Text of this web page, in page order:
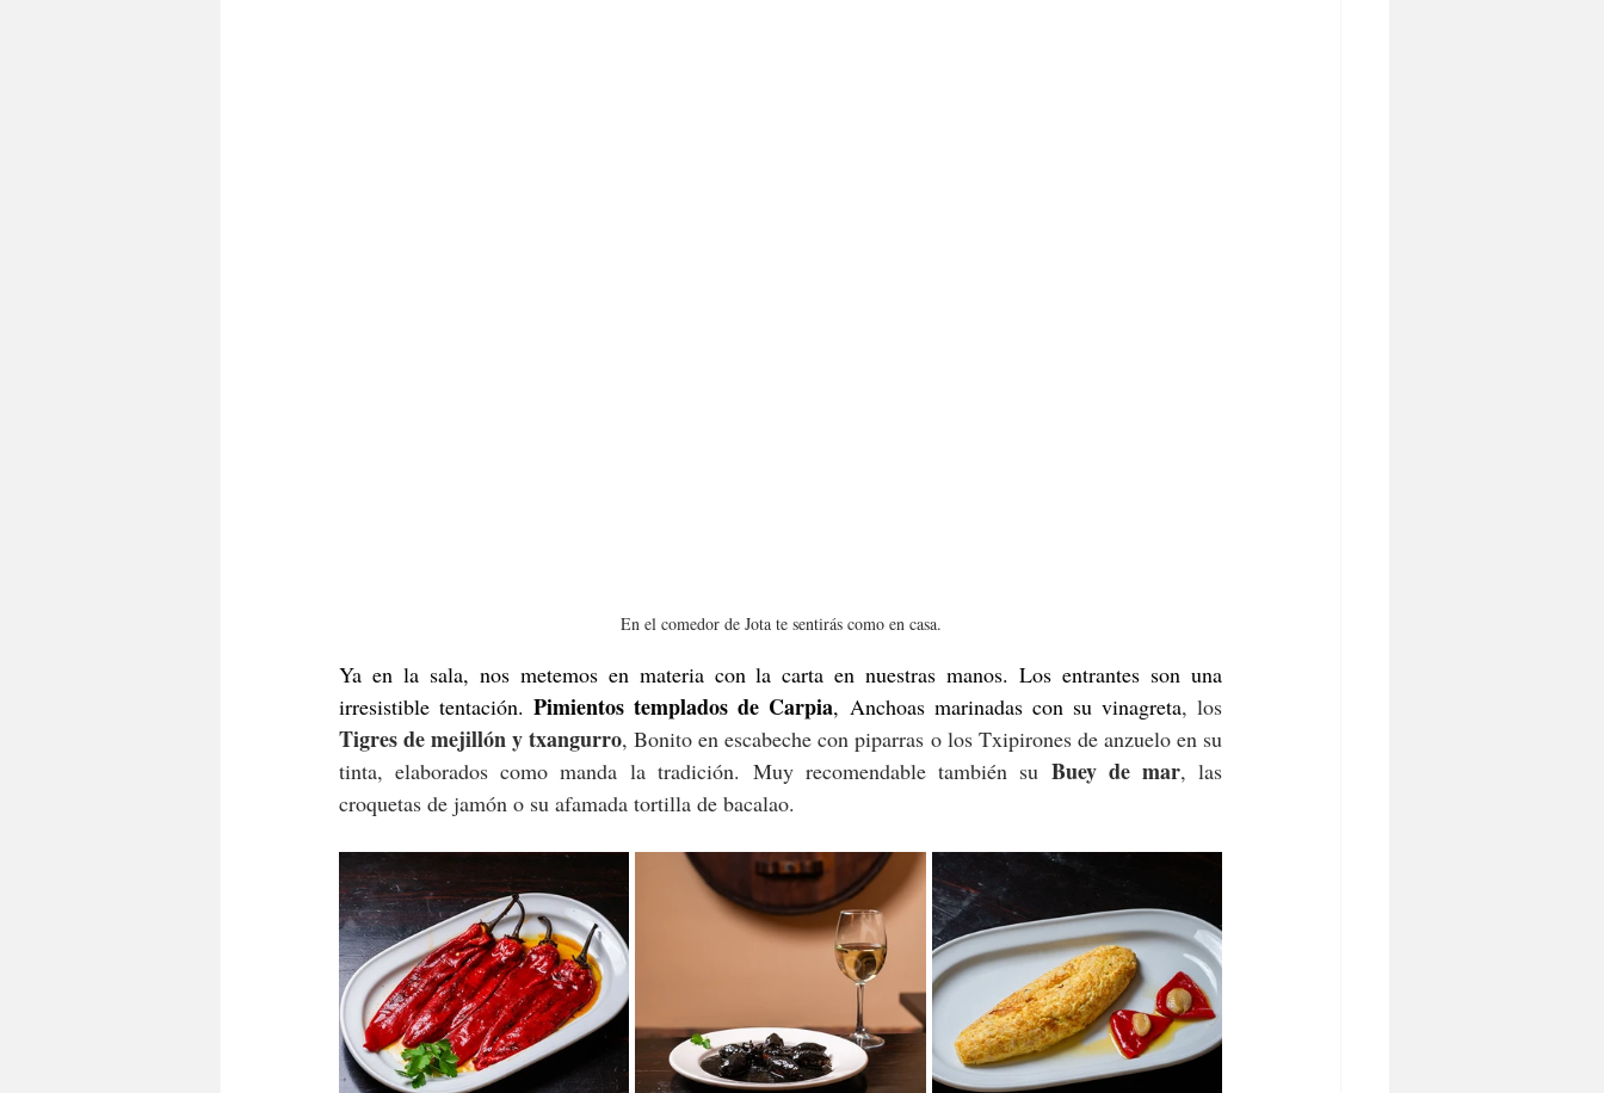
En el comedor de Jota te sentirás como en casa.
Ya en la sala, nos metemos en materia con la carta en nuestras manos. Los entrantes son una
irresistible tentación. Pimientos templados de Carpia, Anchoas marinadas con su vinagreta
Tigres de mejillón y txangurro, Bonito en escabeche con piparras o los Txipirones de anzuelo en su
tinta, elaborados como manda la tradición. Muy recomendable también su Buey de mar, las
croquetas de jamón o su afamada tortilla de bacalao.